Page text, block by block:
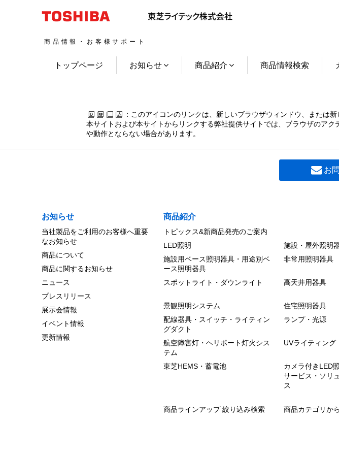
商品情報・お客様サポート
トップページ お知らせ 商品紹介 商品情報検索
：このアイコンのリンクは、新しいブラウザウィンドウ、または新
本サイトおよび本サイトからリンクする弊社提供サイトでは、ブラウザのア
や動作とならない場合があります。
お
お知らせ
当社製品をご利用のお客様へ重要
なお知らせ
商品について
商品に関するお知らせ
ニュース
プレスリリース
展示会情報
イベント情報
更新情報
商品紹介
トピックス&新商品発売のご案内
LED照明
施設・屋外照明
施設用ベース照明器具・用途別ベ
ース照明器具
非常用照明器具
スポットライト・ダウンライト 高天井用器具
景観照明システム
住宅照明器具
配線器具・スイッチ・ライティン
グダクト
ランプ・光源
航空障害灯・ヘリポート灯火シス
テム
UVライティング
東芝HEMS・蓄電池
カメラ付きLED
サービス・ソリ
ス
商品ラインアップ 絞り込み検索 商品カテゴリか